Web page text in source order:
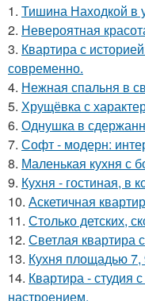
1. Тишина Находкой в
2. Невероятная
3. Квартира с
современно.
4. Нежная спальня в
5. Хрущёвка с
6. Однушка в
7. Софт - модерн:
8. Маленькая кухня с
9. Кухня - гостиная, в
10. Аскетичная
11. Столько детских,
12. Светлая квартира
13. Кухня площадью 7,
14. Квартира - студия
настроением.